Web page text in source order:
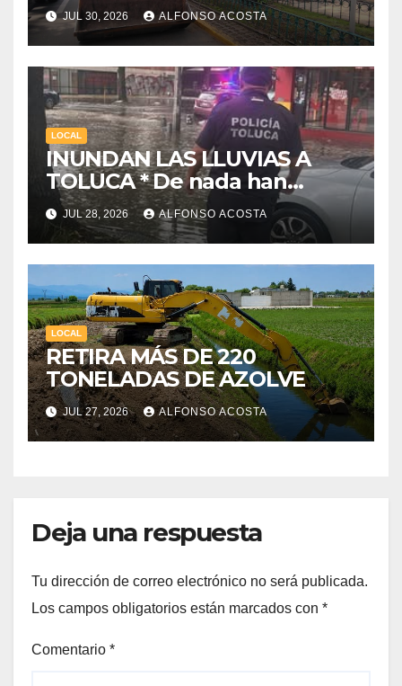
JUL 30, 2026 ALFONSO ACOSTA
LOCAL
INUNDAN LAS LLUVIAS A
TOLUCA * De nada han
servido las obras municipales
JUL 28, 2026 ALFONSO ACOSTA
LOCAL
RETIRA MÁS DE 220
TONELADAS DE AZOLVE
JUL 27, 2026 ALFONSO ACOSTA
Deja una respuesta
Tu dirección de correo electrónico no será publicada.
Los campos obligatorios están marcados con *
Comentario *